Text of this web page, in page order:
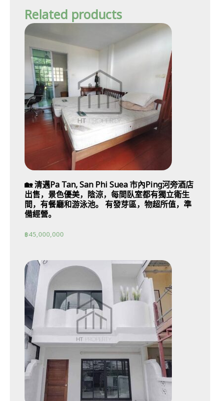
Related products
🏡 清邁Pa Tan, San Phi Suea 市內Ping河旁酒店
出售，景色優美，陰涼，每間臥室都有獨立衛生
間，有餐廳和游泳池。 有發芽區，物超所值，準
備經營。
฿45,000,000